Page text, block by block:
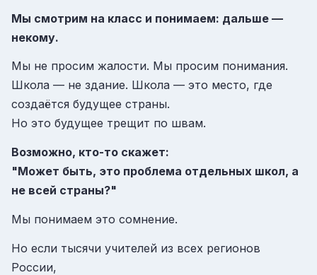
Мы смотрим на класс и понимаем: дальше —
некому.
Мы не просим жалости. Мы просим понимания.
Школа — не здание. Школа — это место, где
создаётся будущее страны.
Но это будущее трещит по швам.
Возможно, кто-то скажет:
"Может быть, это проблема отдельных школ, а
не всей страны?"
Мы понимаем это сомнение.
Но если тысячи учителей из всех регионов
России,